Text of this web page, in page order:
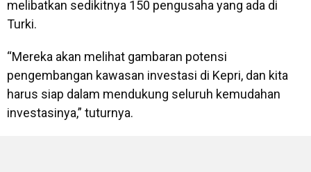
melibatkan sedikitnya 150 pengusaha yang ada di
Turki.
“Mereka akan melihat gambaran potensi
pengembangan kawasan investasi di Kepri, dan kita
harus siap dalam mendukung seluruh kemudahan
investasinya,” tuturnya.